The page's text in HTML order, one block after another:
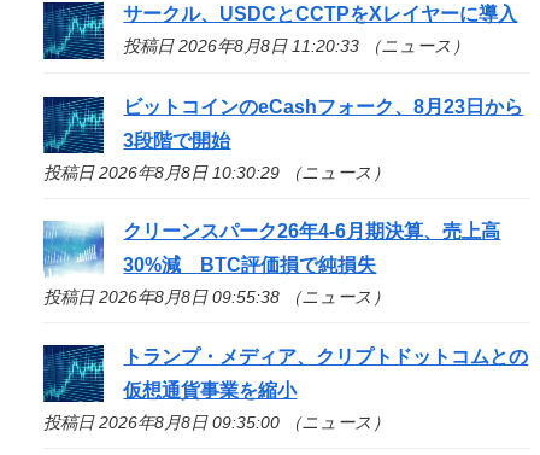
サークル、USDCとCCTPをXレイヤーに導入
投稿日 2026年8月8日 11:20:33 （ニュース）
ビットコインのeCashフォーク、8月23日から
3段階で開始
投稿日 2026年8月8日 10:30:29 （ニュース）
クリーンスパーク26年4-6月期決算、売上高
30%減 BTC評価損で純損失
投稿日 2026年8月8日 09:55:38 （ニュース）
トランプ・メディア、クリプトドットコムとの
仮想通貨事業を縮小
投稿日 2026年8月8日 09:35:00 （ニュース）